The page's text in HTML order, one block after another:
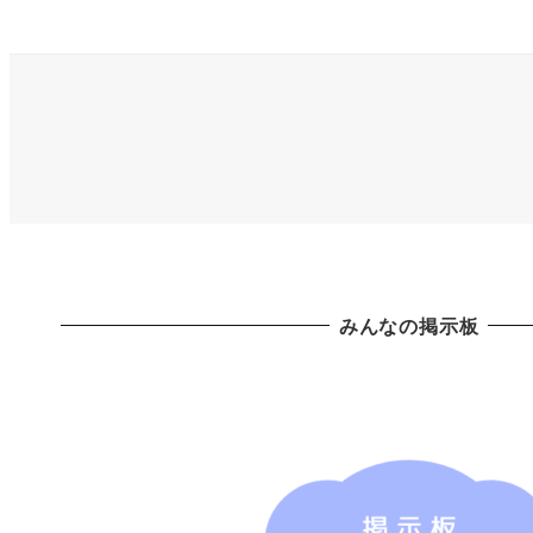
みんなの掲示板